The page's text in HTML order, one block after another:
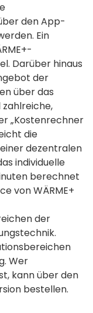
den App-
Ein
Darüber hinaus
der
über das
„Kostenrechner
die
dezentralen
individuelle
berechnet
von WÄRME+
der
Wer
kann über den
bestellen.